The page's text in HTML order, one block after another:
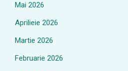
Mai 2026
Aprilieie 2026
Martie 2026
Februarie 2026